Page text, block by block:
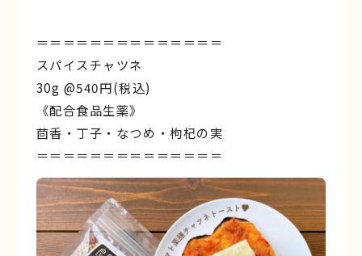
＝＝＝＝＝＝＝＝＝＝＝＝＝＝
スパイスチャツネ
30g @540円(税込)
《配合食品生薬》
茴香・丁子・なつめ・枸杞の実
＝＝＝＝＝＝＝＝＝＝＝＝＝＝